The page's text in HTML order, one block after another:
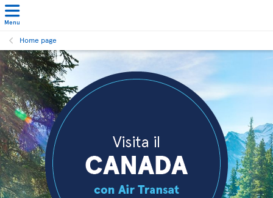
Menu
Home page